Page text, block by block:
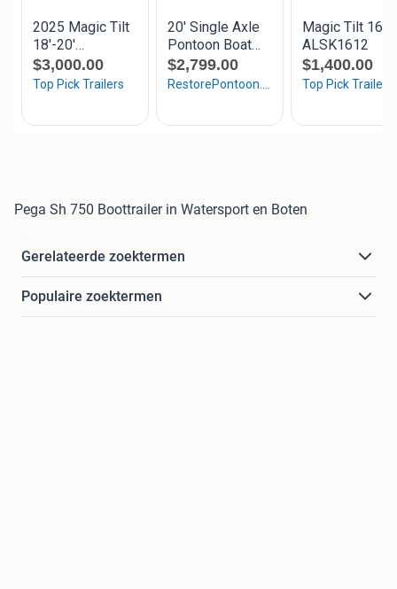
Pega Sh 750 Boottrailer in Watersport en Boten
Gerelateerde zoektermen
Populaire zoektermen